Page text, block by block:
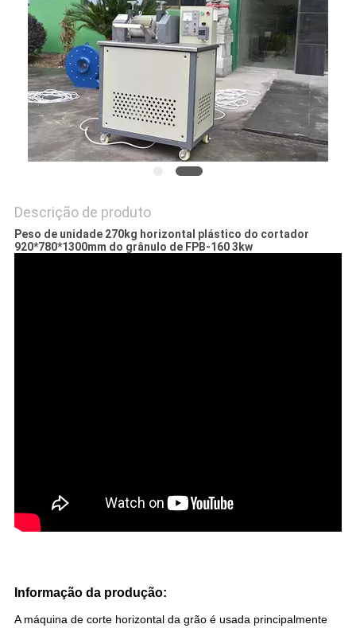
PRIVACY
POLICY
Descrição de produto
Peso de unidade 270kg horizontal plástico do cortador
920*780*1300mm do grânulo de FPB-160 3kw
Informação da produção:
A máquina de corte horizontal da grão é usada principalmente